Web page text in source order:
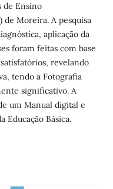
de Ensino
de Moreira. A pesquisa
aplicação da
foram feitas com base
revelando
tendo a Fotografia
significativo. A
um Manual digital e
Educação Básica.